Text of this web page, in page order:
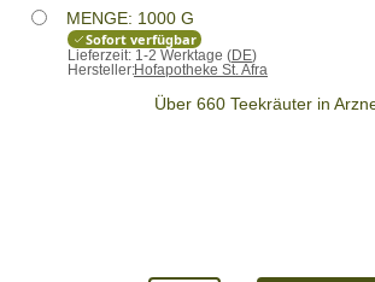
MENGE: 1000 G
Sofort verfügbar
Lieferzeit: 1-2 Werktage (DE)
Hersteller:Hofapotheke St. Afra
Über 660 Teekräuter in